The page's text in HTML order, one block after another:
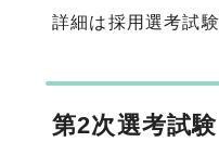
詳細は採用選考試
第2次選考試験